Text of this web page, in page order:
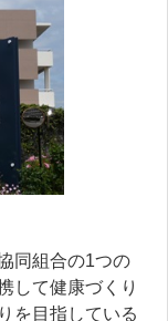
同組合の1つの
して健康づくり
を目指している